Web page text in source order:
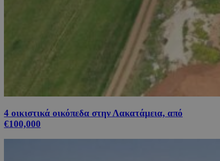
4 οικιστικά οικόπεδα στην Λακατάμεια, από
€100,000